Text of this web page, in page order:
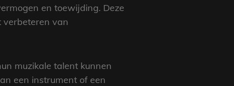
en toewijding. Deze
verbeteren van
muzikale talent kunnen
een instrument of een